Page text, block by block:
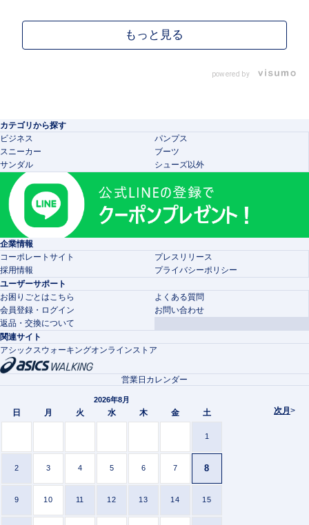
powered by
カテゴリから探す
ビジネス
パンプス
スニーカー
ブーツ
サンダル
シューズ以外
企業情報
コーポレートサイト
プレスリリース
採用情報
プライバシーポリシー
ユーザーサポート
お困りごとはこちら
よくある質問
会員登録・ログイン
お問い合わせ
返品・交換について
関連サイト
アシックスウォーキングオンラインストア
次月 >
営業日カレンダー
2026年8月
日 月 火 水 木 金 土
1
2 3 4 5 6 7 8
9 10 11 12 13 14 15